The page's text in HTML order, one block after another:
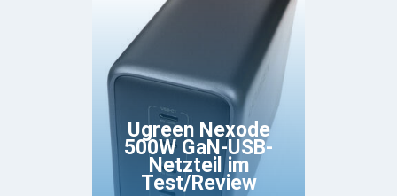
Ugreen Nexode
500W GaN-USB-
Netzteil im
Test/Review